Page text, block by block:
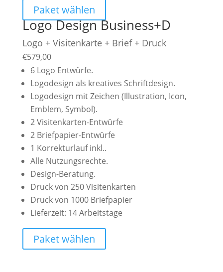
Paket wählen
Logo Design Business+D
Logo + Visitenkarte + Brief + Druck
€579,00
6 Logo Entwürfe.
Logodesign als kreatives Schriftdesign.
Logodesign mit Zeichen (Illustration, Icon,
Emblem, Symbol).
2 Visitenkarten-Entwürfe
2 Briefpapier-Entwürfe
1 Korrekturlauf inkl..
Alle Nutzungsrechte.
Design-Beratung.
Druck von 250 Visitenkarten
Druck von 1000 Briefpapier
Lieferzeit: 14 Arbeitstage
Paket wählen